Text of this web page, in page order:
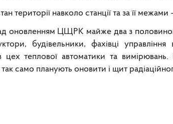
території навколо станції та за її
оновленням ЦЩРК майже два з половиною
будівельники, фахівці
цех теплової автоматики та
само планують оновити і щит